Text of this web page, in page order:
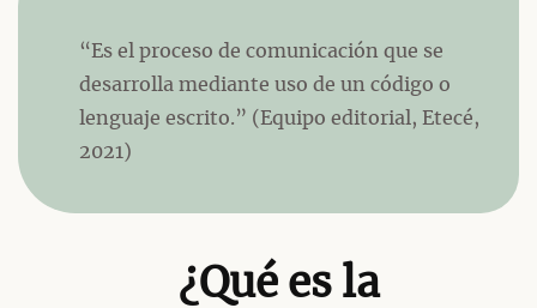
“Es el proceso de comunicación que se
desarrolla mediante uso de un código o
lenguaje escrito.” (Equipo editorial, Etecé,
2021)
¿Qué es la